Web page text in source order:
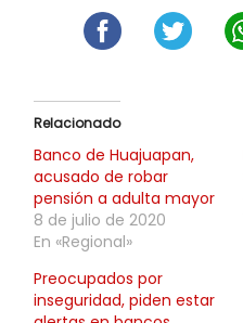
Relacionado
Banco de Huajuapan,
acusado de robar
pensión a adulta mayor
8 de julio de 2020
En «Regional»
Preocupados por
inseguridad, piden estar